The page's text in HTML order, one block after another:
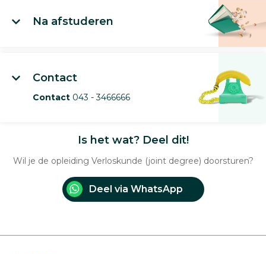
Na afstuderen
Contact
Contact 043 - 3466666
Is het wat? Deel dit!
Wil je de opleiding Verloskunde (joint degree) doorsturen?
Deel via WhatsApp